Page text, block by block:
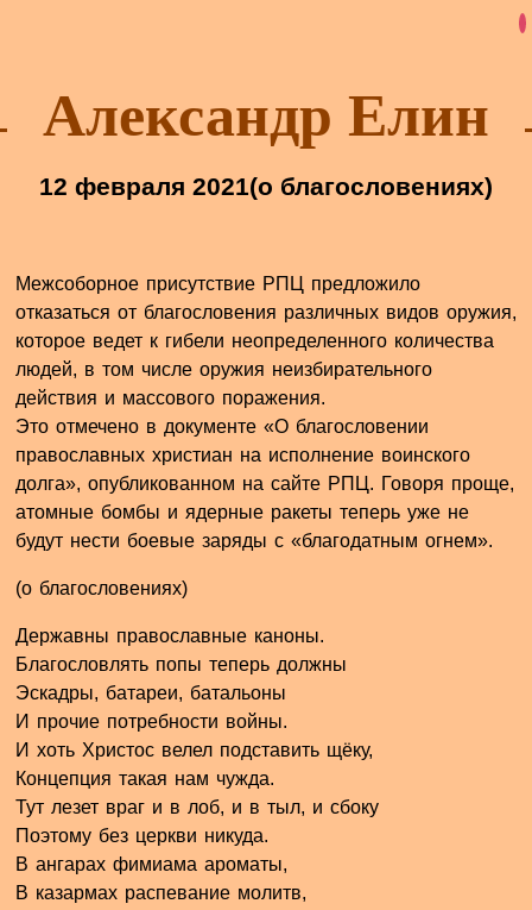
Александр Елин
12 февраля 2021(о благословениях)
Межсоборное присутствие РПЦ предложило
отказаться от благословения различных видов оружия,
которое ведет к гибели неопределенного количества
людей, в том числе оружия неизбирательного
действия и массового поражения.
Это отмечено в документе «О благословении
православных христиан на исполнение воинского
долга», опубликованном на сайте РПЦ. Говоря проще,
атомные бомбы и ядерные ракеты теперь уже не
будут нести боевые заряды с «благодатным огнем».
(о благословениях)
Державны православные каноны.
Благословлять попы теперь должны
Эскадры, батареи, батальоны
И прочие потребности войны.
И хоть Христос велел подставить щёку,
Концепция такая нам чужда.
Тут лезет враг и в лоб, и в тыл, и сбоку
Поэтому без церкви никуда.
В ангарах фимиама ароматы,
В казармах распевание молитв,